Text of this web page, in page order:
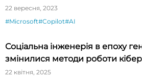
22 вересня, 2023
#Microsoft#Copilot#AI
Соціальна інженерія в епоху
змінилися методи роботи
22 квітня, 2025